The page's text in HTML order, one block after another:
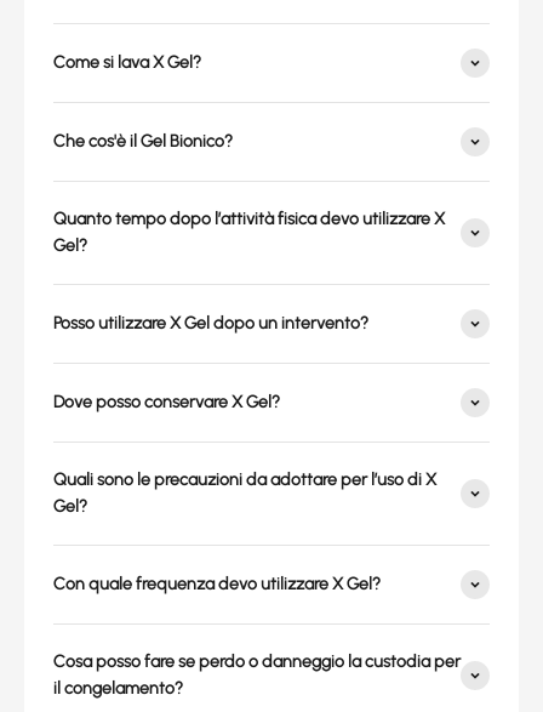
Come si lava X Gel?
Che cos'è il Gel Bionico?
Quanto tempo dopo l’attività fisica devo utilizzare X
Gel?
Posso utilizzare X Gel dopo un intervento?
Dove posso conservare X Gel?
Quali sono le precauzioni da adottare per l’uso di X
Gel?
Con quale frequenza devo utilizzare X Gel?
Cosa posso fare se perdo o danneggio la custodia per
il congelamento?